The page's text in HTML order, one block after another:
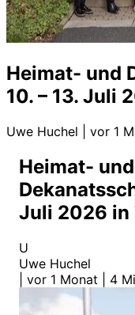
Heimat- und
10. – 13. Juli
Uwe Huchel vor 1
Heimat- und
Juli 2026 in
U
Uwe Huchel
vor 1 Monat 4